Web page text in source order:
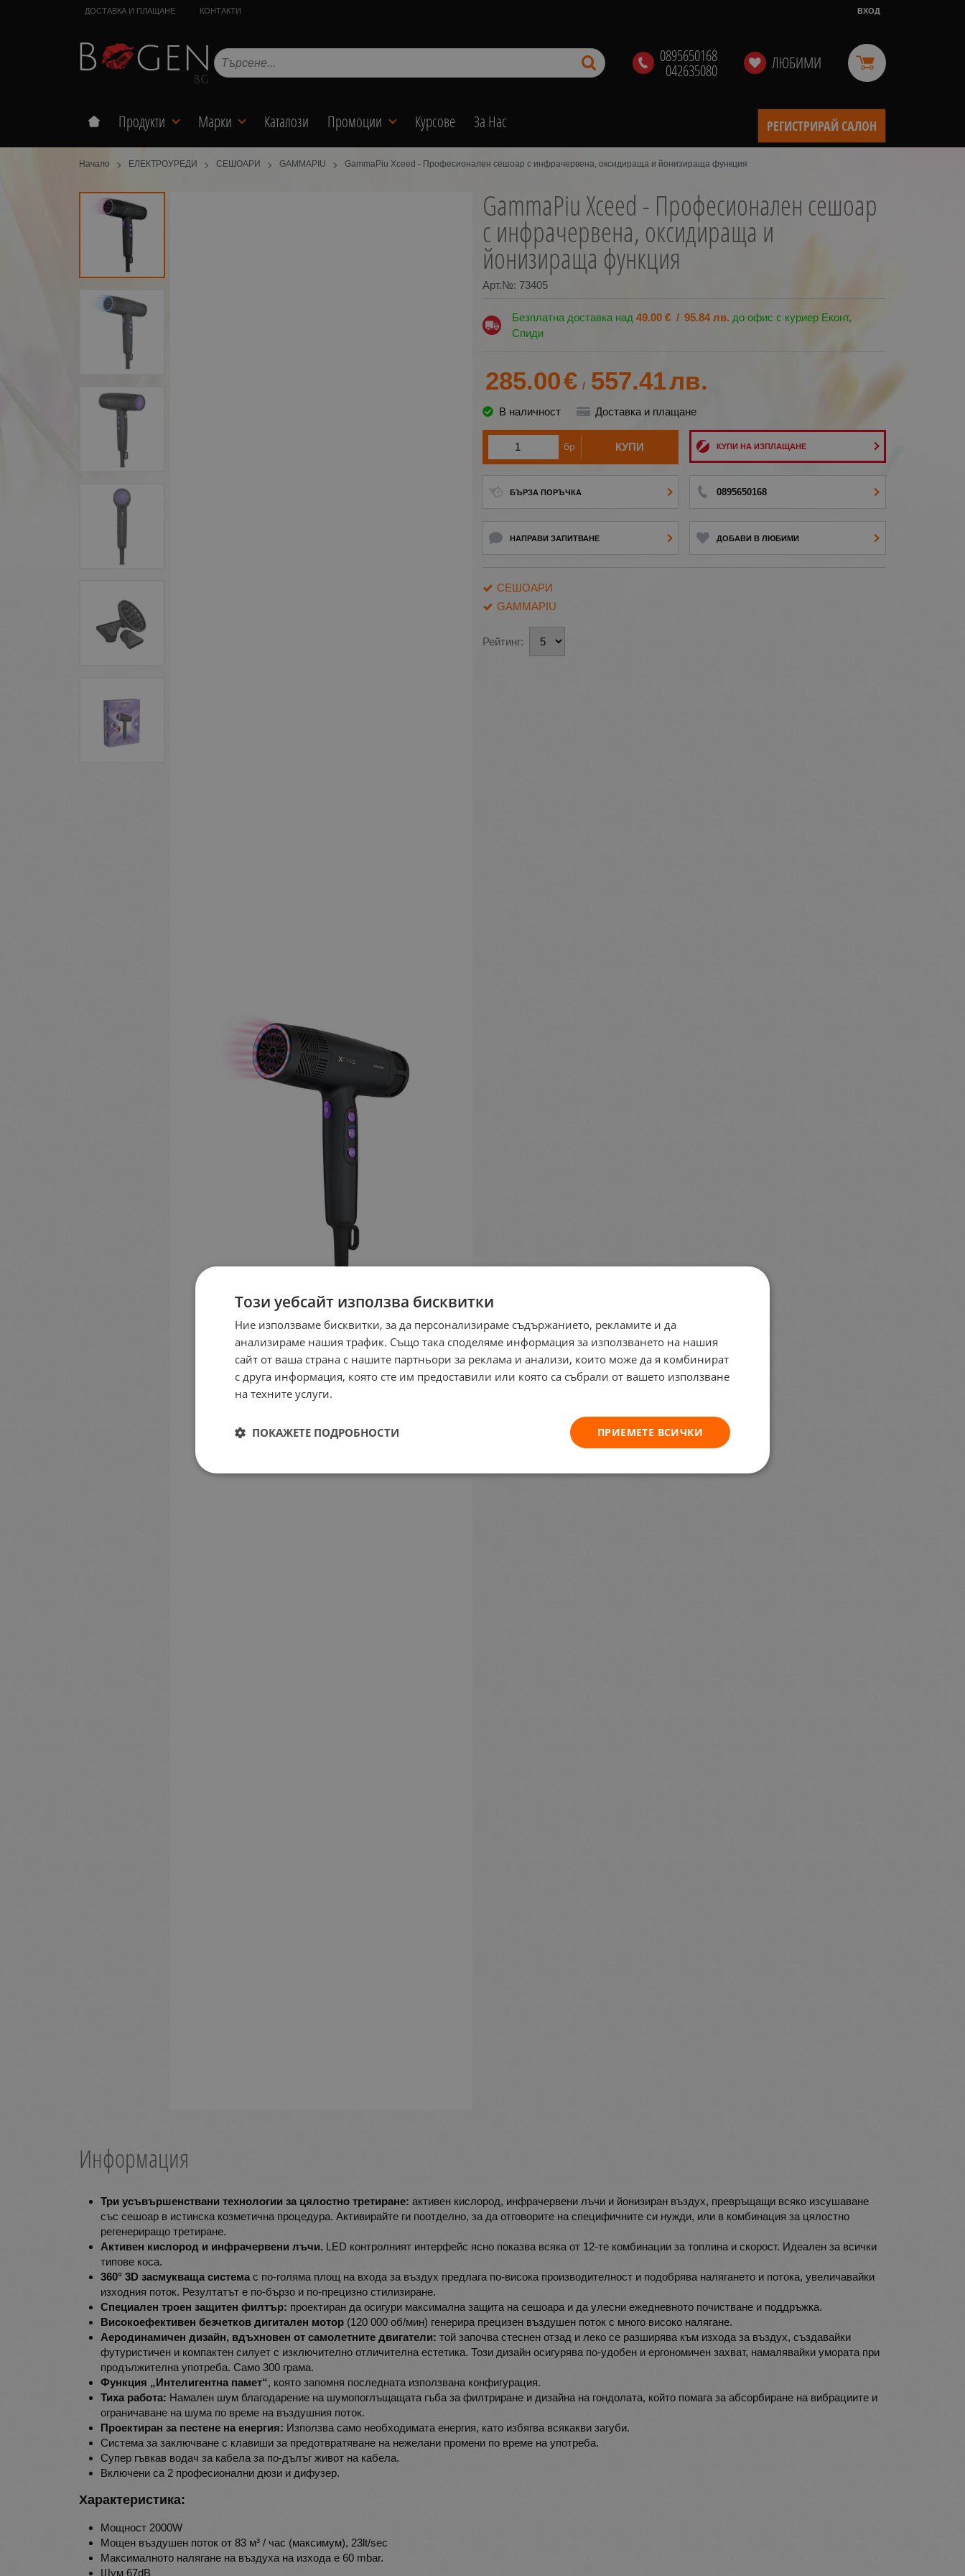
ДОСТАВКА И ПЛАЩАНЕ КОНТАКТИ ВХОД
0895650168
042635080 ЛЮБИМИ
Продукти Марки Каталози Промоции Курсове За Нас РЕГИСТРИРАЙ САЛОН
Начало ЕЛЕКТРОУРЕДИ СЕШОАРИ GAMMAPIU GammaPiu Xceed - Професионален сешоар с инфрачервена, оксидираща и йонизираща функция
GammaPiu Xceed - Професионален сешоар
с инфрачервена, оксидираща и
йонизираща функция
Арт.№: 73405
Безплатна доставка над49.00 € / 95.84 лв. до офис с куриер Еконт,
Спиди
285.00€ / 557.41лв.
В наличност Доставка и плащане
бр КУПИ КУПИ НА ИЗПЛАЩАНЕ
БЪРЗА ПОРЪЧКА 0895650168
НАПРАВИ ЗАПИТВАНЕ ДОБАВИ В ЛЮБИМИ
СЕШОАРИ
GAMMAPIU
Рейтинг:
Информация
Три усъвършенствани технологии за цялостно третиране: активен кислород, инфрачервени лъчи и йонизиран въздух, превръщащи всяко изсушаване
със сешоар в истинска козметична процедура. Активирайте ги поотделно, за да отговорите на специфичните си нужди, или в комбинация за цялостно
регенериращо третиране.
Активен кислород и инфрачервени лъчи. LED контролният интерфейс ясно показва всяка от 12-те комбинации за топлина и скорост. Идеален за всички
типове коса.
360° 3D засмукваща система с по-голяма площ на входа за въздух предлага по-висока производителност и подобрява налягането и потока, увеличавайки
изходния поток. Резултатът е по-бързо и по-прецизно стилизиране.
Специален троен защитен филтър: проектиран да осигури максимална защита на сешоара и да улесни ежедневното почистване и поддръжка.
Високоефективен безчетков дигитален мотор (120 000 об/мин) генерира прецизен въздушен поток с много високо налягане.
Аеродинамичен дизайн, вдъхновен от самолетните двигатели:той започва стеснен отзад и леко се разширява към изхода за въздух, създавайки
футуристичен и компактен силует с изключително отличителна естетика. Този дизайн осигурява по-удобен и ергономичен захват, намалявайки умората при
продължителна употреба. Само 300 грама.
Функция „Интелигентна памет“, която запомня последната използвана конфигурация.
Тиха работа: Намален шум благодарение на шумопоглъщащата гъба за филтриране и дизайна на гондолата, който помага за абсорбиране на вибрациите и
ограничаване на шума по време на въздушния поток.
Проектиран за пестене на енергия: Използва само необходимата енергия, като избягва всякакви загуби.
Система за заключване с клавиши за предотвратяване на нежелани промени по време на употреба.
Супер гъвкав водач за кабела за по-дълъг живот на кабела.
Включени са 2 професионални дюзи и дифузер.
Характеристика:
Мощност 2000W
Мощен въздушен поток от 83 м³ / час (максимум), 23lt/sec
Максималното налягане на въздуха на изхода е 60 mbar.
Шум 67dB
Този уебсайт използва бисквитки
Ние използваме бисквитки, за да персонализираме съдържанието, рекламите и да
анализираме нашия трафик. Също така споделяме информация за използването на нашия
сайт от ваша страна с нашите партньори за реклама и анализи, които може да я комбинират
с друга информация, която сте им предоставили или която са събрали от вашето използване
на техните услуги.
ПРИЕМЕТЕ ВСИЧКИ
ПОКАЖЕТЕ ПОДРОБНОСТИ